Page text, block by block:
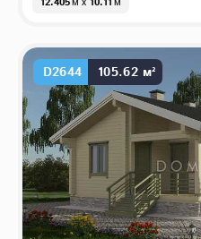
12.405м x 10.11м
D2644 105.62 м²